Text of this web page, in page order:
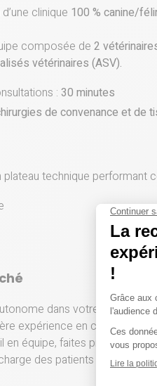
clinique 100 % canine/
composée de 2
vétérinaires (ASV).
: 30 minutes
de convenance et de
plateau technique performant
dans votre pratique,
expérience en clinique.
en équipe, faites preuve de
des patients au cœur de